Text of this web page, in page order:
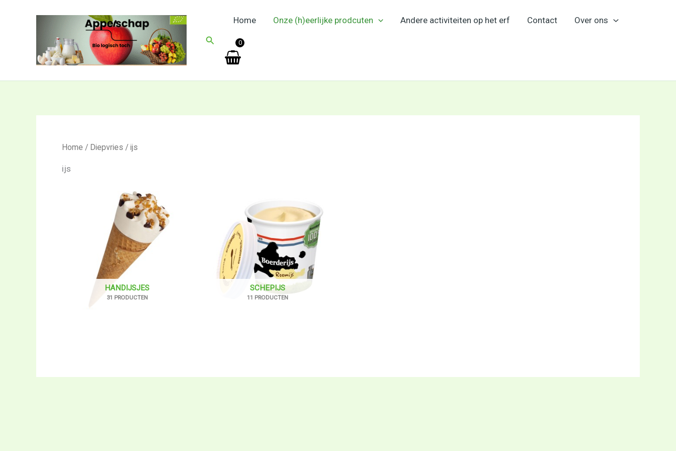
Zoeken
Home Onze (h)eerlijke prodcuten Andere activiteiten op het erf Contact Over ons
0
Home / Diepvries / ijs
ijs
HANDIJSJES
31 PRODUCTEN
SCHEPIJS
11 PRODUCTEN